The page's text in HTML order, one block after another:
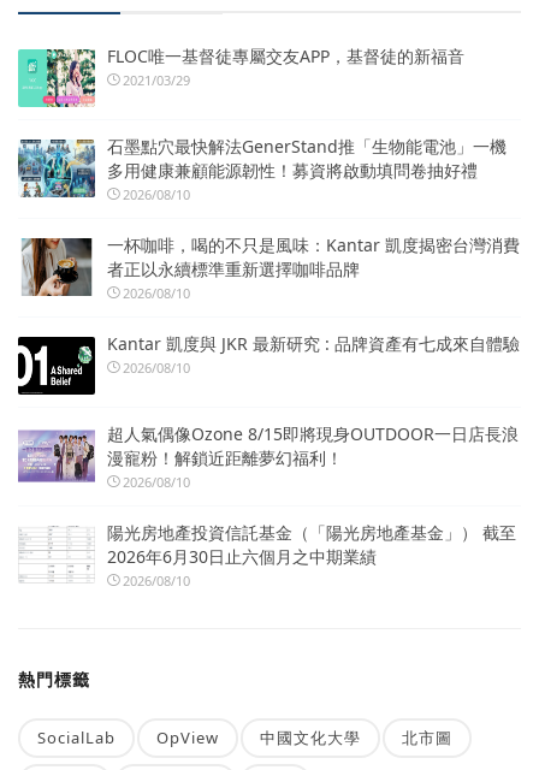
FLOC唯一基督徒專屬交友APP，基督徒的新福音
2021/03/29
石墨點穴最快解法GenerStand推「生物能電池」一機
多用健康兼顧能源韌性！募資將啟動填問卷抽好禮
2026/08/10
一杯咖啡，喝的不只是風味：Kantar 凱度揭密台灣消費
者正以永續標準重新選擇咖啡品牌
2026/08/10
Kantar 凱度與 JKR 最新研究 : 品牌資產有七成來自體驗
2026/08/10
超人氣偶像Ozone 8/15即將現身OUTDOOR一日店長浪
漫寵粉！解鎖近距離夢幻福利！
2026/08/10
陽光房地產投資信託基金（「陽光房地產基金」） 截至
2026年6月30日止六個月之中期業績
2026/08/10
熱門標籤
SocialLab OpView 中國文化大學 北市圖